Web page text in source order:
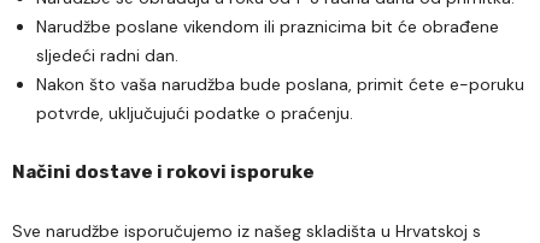
Narudžbe poslane vikendom ili praznicima bit će obrađene
sljedeći radni dan.
Nakon što vaša narudžba bude poslana, primit ćete e-poruku
potvrde, uključujući podatke o praćenju.
Načini dostave i rokovi isporuke
Sve narudžbe isporučujemo iz našeg skladišta u Hrvatskoj s